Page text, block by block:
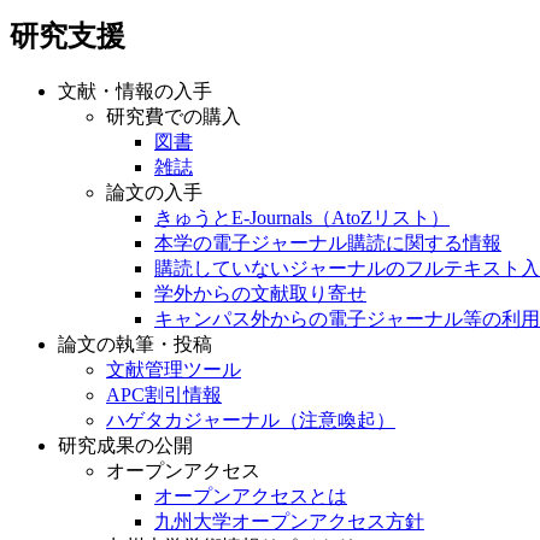
研究支援
文献・情報の入手
研究費での購入
図書
雑誌
論文の入手
きゅうとE-Journals（AtoZリスト）
本学の電子ジャーナル購読に関する情報
購読していないジャーナルのフルテキスト
学外からの文献取り寄せ
キャンパス外からの電子ジャーナル等の利用
論文の執筆・投稿
文献管理ツール
APC割引情報
ハゲタカジャーナル（注意喚起）
研究成果の公開
オープンアクセス
オープンアクセスとは
九州大学オープンアクセス方針